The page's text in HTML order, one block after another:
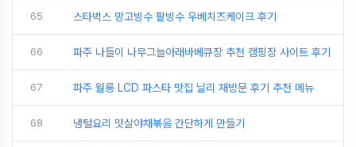
65 스타벅스 망고빙수 팥빙수 우베치즈케이크 후기
66 파주 나들이 나무그늘아래바베큐장 추천 캠핑장 사이트 후기
67 파주 월롱 LCD 파스타 맛집 닐리 재방문 후기 추천 메뉴
68 냉털요리 맛살야채볶음 간단하게 만들기